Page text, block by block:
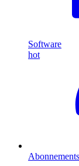
Software
hot
Abonnements